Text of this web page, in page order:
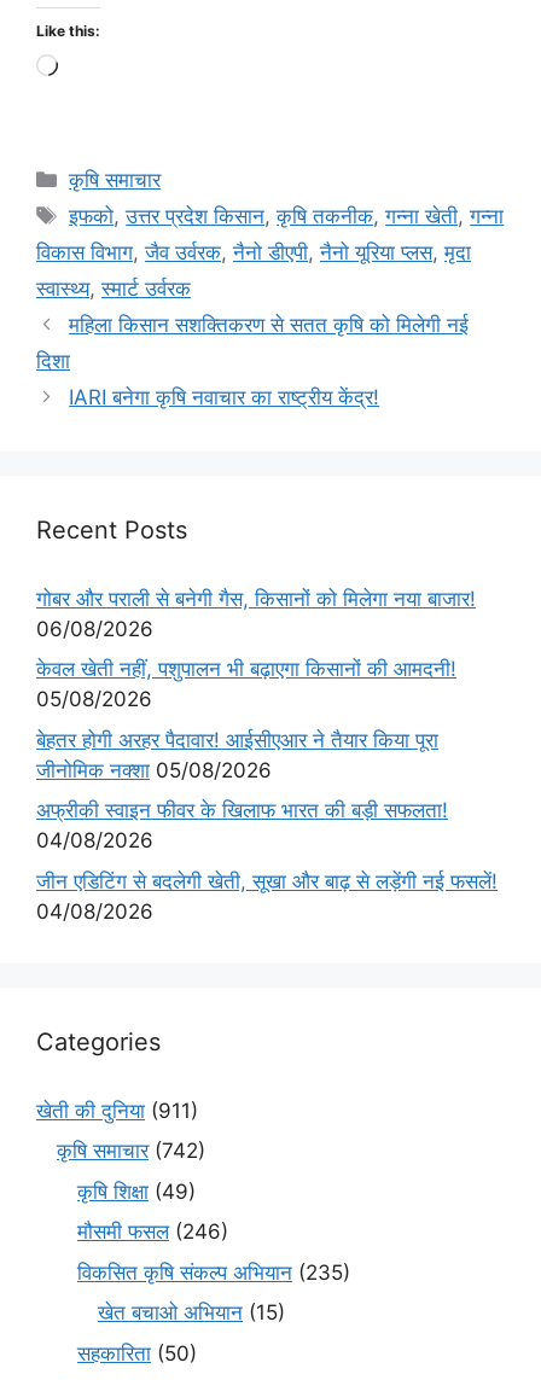
Like this:
कृषि समाचार
इफको,उत्तर प्रदेश किसान,कृषि तकनीक,गन्ना खेती,गन्ना
विकास विभाग,जैव उर्वरक,नैनो डीएपी,नैनो यूरिया प्लस,मृदा
स्वास्थ्य,स्मार्ट उर्वरक
महिला किसान सशक्तिकरण से सतत कृषि को मिलेगी नई
दिशा
IARI बनेगा कृषि नवाचार का राष्ट्रीय केंद्र!
Recent Posts
गोबर और पराली से बनेगी गैस, किसानों को मिलेगा नया बाजार!
06/08/2026
केवल खेती नहीं, पशुपालन भी बढ़ाएगा किसानों की आमदनी!
05/08/2026
बेहतर होगी अरहर पैदावार! आईसीएआर ने तैयार किया पूरा
जीनोमिक नक्शा 05/08/2026
अफ्रीकी स्वाइन फीवर के खिलाफ भारत की बड़ी सफलता!
04/08/2026
जीन एडिटिंग से बदलेगी खेती, सूखा और बाढ़ से लड़ेंगी नई फसलें!
04/08/2026
Categories
खेती की दुनिया (911)
कृषि समाचार(742)
कृषि शिक्षा (49)
मौसमी फसल(246)
विकसित कृषि संकल्प अभियान (235)
खेत बचाओ अभियान (15)
सहकारिता (50)